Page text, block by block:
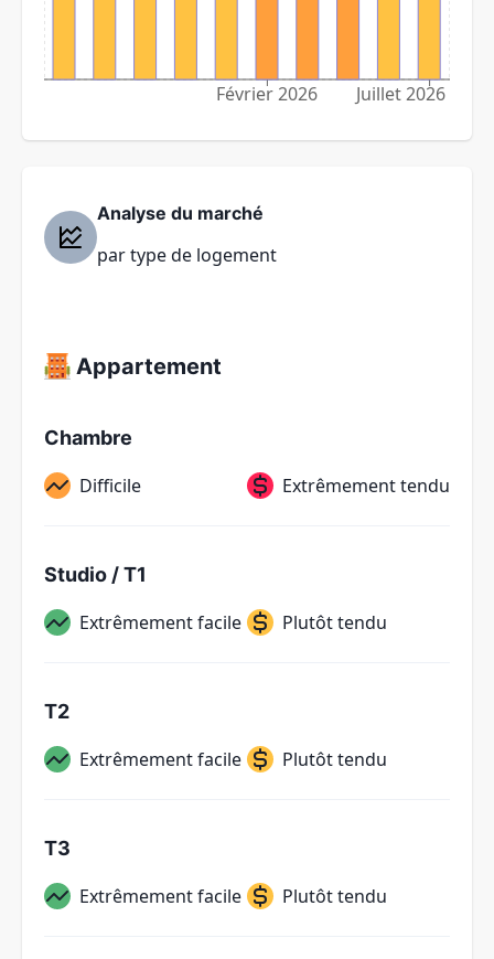
Février 2026 Juillet 2026
Analyse du marché
par type de logement
Appartement
Chambre
Difficile Extrêmement tendu
Studio / T1
Extrêmement facile Plutôt tendu
T2
Extrêmement facile Plutôt tendu
T3
Extrêmement facile Plutôt tendu